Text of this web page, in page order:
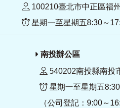
100210臺北市中正區福
星期一至星期五8:30～
南投辦公區
540202南投縣南投
星期一至星期五
（公司登記：9:00～